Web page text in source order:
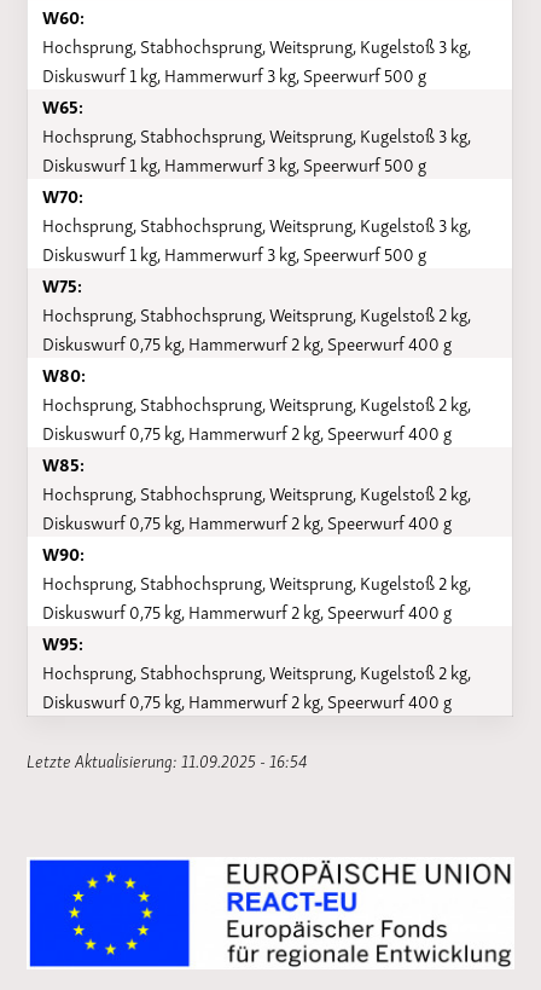
W60:
Hochsprung, Stabhochsprung, Weitsprung, Kugelstoß 3 kg,
Diskuswurf 1 kg, Hammerwurf 3 kg, Speerwurf 500 g
W65:
Hochsprung, Stabhochsprung, Weitsprung, Kugelstoß 3 kg,
Diskuswurf 1 kg, Hammerwurf 3 kg, Speerwurf 500 g
W70:
Hochsprung, Stabhochsprung, Weitsprung, Kugelstoß 3 kg,
Diskuswurf 1 kg, Hammerwurf 3 kg, Speerwurf 500 g
W75:
Hochsprung, Stabhochsprung, Weitsprung, Kugelstoß 2 kg,
Diskuswurf 0,75 kg, Hammerwurf 2 kg, Speerwurf 400 g
W80:
Hochsprung, Stabhochsprung, Weitsprung, Kugelstoß 2 kg,
Diskuswurf 0,75 kg, Hammerwurf 2 kg, Speerwurf 400 g
W85:
Hochsprung, Stabhochsprung, Weitsprung, Kugelstoß 2 kg,
Diskuswurf 0,75 kg, Hammerwurf 2 kg, Speerwurf 400 g
W90:
Hochsprung, Stabhochsprung, Weitsprung, Kugelstoß 2 kg,
Diskuswurf 0,75 kg, Hammerwurf 2 kg, Speerwurf 400 g
W95:
Hochsprung, Stabhochsprung, Weitsprung, Kugelstoß 2 kg,
Diskuswurf 0,75 kg, Hammerwurf 2 kg, Speerwurf 400 g
Letzte Aktualisierung: 11.09.2025 - 16:54